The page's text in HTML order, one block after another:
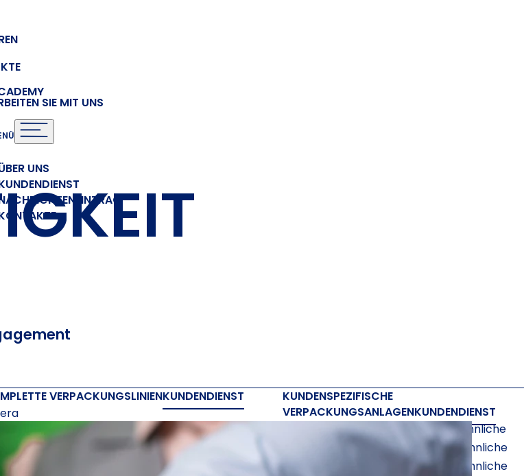
SIE MIT UNS
UNS
VERPACKUNGSLINIENKUNDENDIENST
KUNDENSPEZIFISCHE
VERPACKUNGSANLAGENKUNDENDIENST
Anlagen für F201 Schachteln und ähnliche
Anlagen für F401 Schachteln und ähnliche
Anlagen für F410 Schachteln und ähnliche